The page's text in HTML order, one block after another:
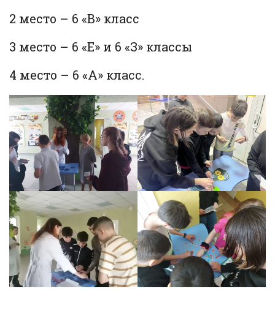
2 место – 6 «В» класс
3 место – 6 «Е» и 6 «З» классы
4 место – 6 «А» класс.